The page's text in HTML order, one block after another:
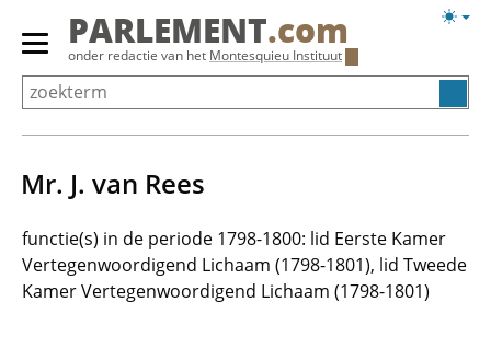
Overslaan
Primair
menu
tonen/verbergen
PARLEMENT.com
onder redactie van het Montesquieu Instituut
Mr. J. van Rees
functie(s) in de periode 1798-1800: lid Eerste Kamer
Vertegenwoordigend Lichaam (1798-1801), lid Tweede
Kamer Vertegenwoordigend Lichaam (1798-1801)